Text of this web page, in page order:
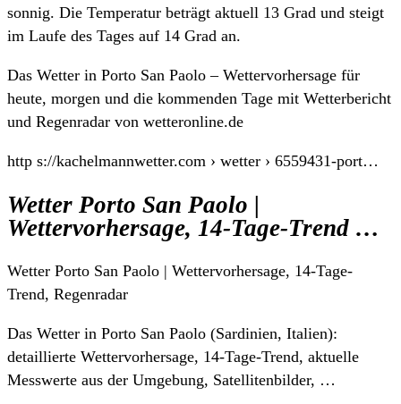
sonnig. Die Temperatur beträgt aktuell 13 Grad und steigt
im Laufe des Tages auf 14 Grad an.
Das Wetter in Porto San Paolo – Wettervorhersage für
heute, morgen und die kommenden Tage mit Wetterbericht
und Regenradar von wetteronline.de
http s://kachelmannwetter.com › wetter › 6559431-port…
Wetter Porto San Paolo |
Wettervorhersage, 14-Tage-Trend …
Wetter Porto San Paolo | Wettervorhersage, 14-Tage-
Trend, Regenradar
Das Wetter in Porto San Paolo (Sardinien, Italien):
detaillierte Wettervorhersage, 14-Tage-Trend, aktuelle
Messwerte aus der Umgebung, Satellitenbilder, …